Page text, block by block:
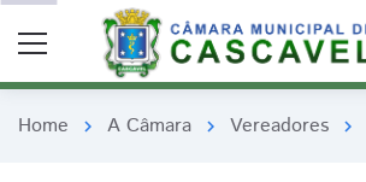
Home chevron_right A Câmara chevron_right Vereadores chevron_right